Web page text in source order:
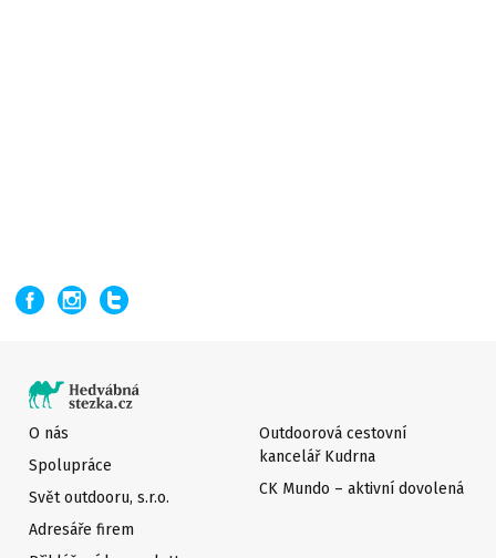
O nás
Spolupráce
Svět outdooru, s.r.o.
Adresáře firem
Outdoorová cestovní
kancelář Kudrna
CK Mundo – aktivní dovolená